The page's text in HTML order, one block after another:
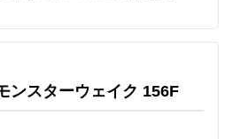
ンスターウェイク 156F